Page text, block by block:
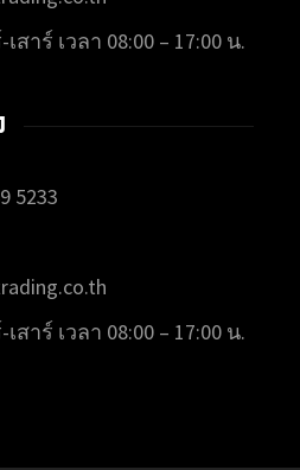
าร์ เวลา 08:00 – 17:00 น.
5233
าร์ เวลา 08:00 – 17:00 น.